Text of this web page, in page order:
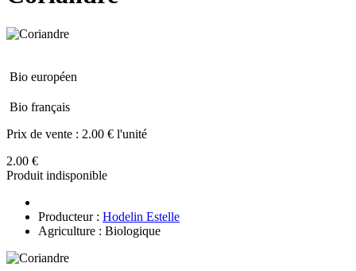
Bio européen
Bio français
Prix de vente : 2.00 € l'unité
2.00 €
Produit indisponible
Producteur : Hodelin Estelle
Agriculture : Biologique